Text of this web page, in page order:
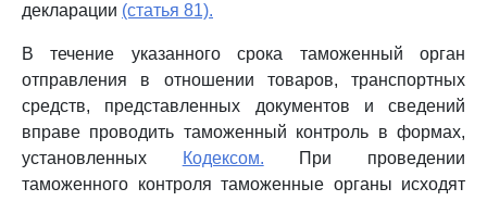
декларации (статья 81).
В течение указанного срока таможенный орган
отправления в отношении товаров, транспортных
средств, представленных документов и сведений
вправе проводить таможенный контроль в формах,
установленных
Кодексом. При проведении
таможенного контроля таможенные органы исходят